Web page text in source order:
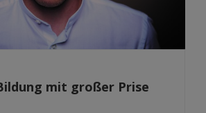
mit großer Prise